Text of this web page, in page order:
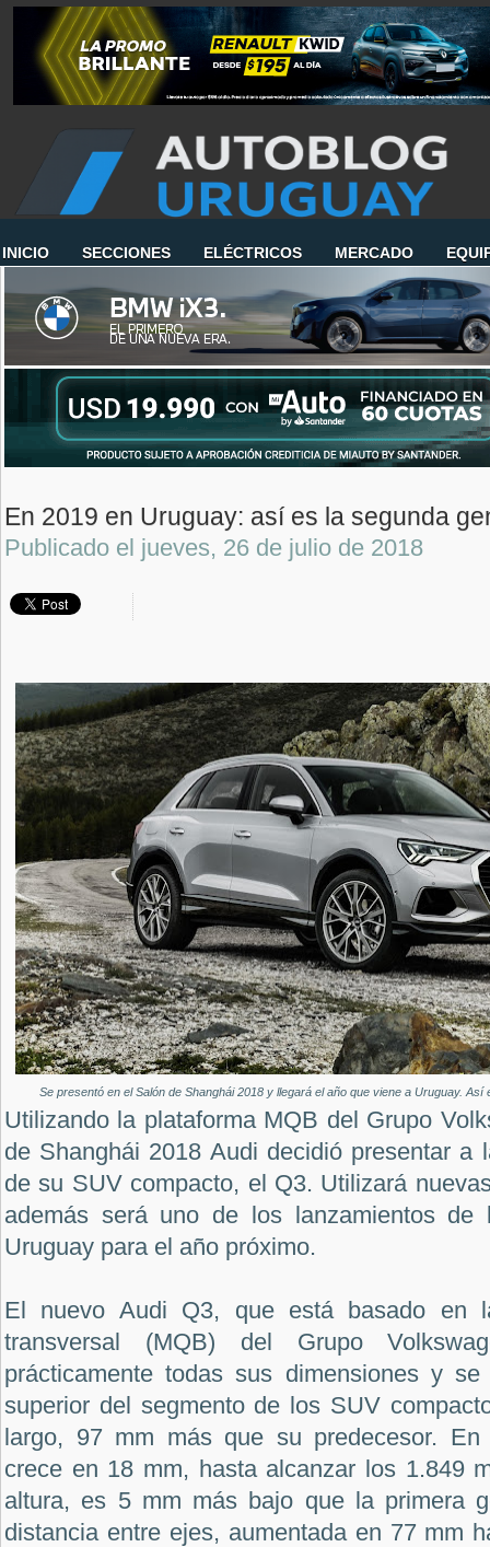
INICIO SECCIONES ELÉCTRICOS MERCADO
En 2019 en Uruguay: así es la segunda
Publicado el jueves, 26 de julio de 2018
Se presentó en el Salón de Shanghái 2018 y llegará el año que viene a Uruguay.
Utilizando la plataforma MQB del Grupo
de Shanghái 2018 Audi decidió presentar a
de su SUV compacto, el Q3. Utilizará
además será uno de los lanzamientos de
Uruguay para el año próximo.
El nuevo Audi Q3, que está basado en
transversal (MQB) del Grupo
prácticamente todas sus dimensiones y
superior del segmento de los SUV
largo, 97 mm más que su predecesor. En
crece en 18 mm, hasta alcanzar los 1.849
altura, es 5 mm más bajo que la primera
distancia entre ejes, aumentada en 77 mm